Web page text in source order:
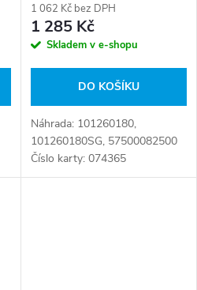
1 062 Kč bez DPH
1 285 Kč
Skladem v e-shopu
DO KOŠÍKU
Náhrada: 101260180,
101260180SG, 57500082500
Číslo karty: 074365